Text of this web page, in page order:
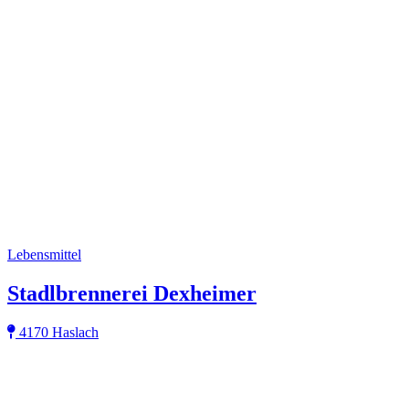
Lebensmittel
Stadlbrennerei Dexheimer
4170 Haslach